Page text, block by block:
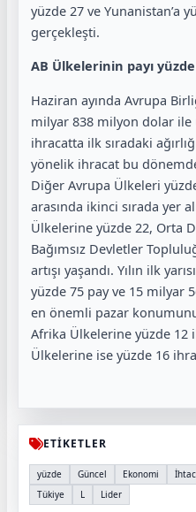
yüzde 27 ve Yunanistan’a
gerçekleşti.
AB Ülkelerinin payı
Haziran ayında Avrupa
milyar 838 milyon dolar ile
ihracatta ilk sıradaki
yönelik ihracat bu
Diğer Avrupa Ülkeleri
arasında ikinci sırada yer
Ülkelerine yüzde 22, Orta
Bağımsız Devletler
artışı yaşandı. Yılın ilk
yüzde 75 pay ve 15 milyar
en önemli pazar
Afrika Ülkelerine yüzde 12
Ülkelerine ise yüzde 16
ETİKETLER
yüzde Güncel Ekonomi
Tükiye
L Lider